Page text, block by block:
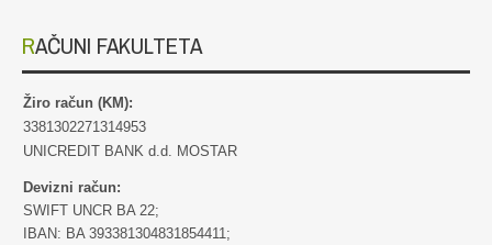
RAČUNI FAKULTETA
Žiro račun (KM):
3381302271314953
UNICREDIT BANK d.d. MOSTAR
Devizni račun:
SWIFT UNCR BA 22;
IBAN: BA 393381304831854411;